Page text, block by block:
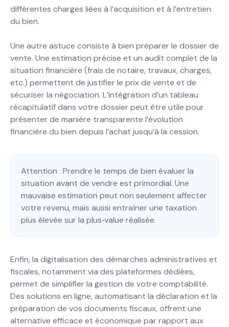
différentes charges liées à l’acquisition et à l’entretien
du bien.
Une autre astuce consiste à bien préparer le dossier de
vente. Une estimation précise et un audit complet de la
situation financière (frais de notaire, travaux, charges,
etc.) permettent de justifier le prix de vente et de
sécuriser la négociation. L’intégration d’un tableau
récapitulatif dans votre dossier peut être utile pour
présenter de manière transparente l’évolution
financière du bien depuis l’achat jusqu’à la cession.
Attention : Prendre le temps de bien évaluer la
situation avant de vendre est primordial. Une
mauvaise estimation peut non seulement affecter
votre revenu, mais aussi entraîner une taxation
plus élevée sur la plus‐value réalisée.
Enfin, la digitalisation des démarches administratives et
fiscales, notamment via des plateformes dédiées,
permet de simplifier la gestion de votre comptabilité.
Des solutions en ligne, automatisant la déclaration et la
préparation de vos documents fiscaux, offrent une
alternative efficace et économique par rapport aux